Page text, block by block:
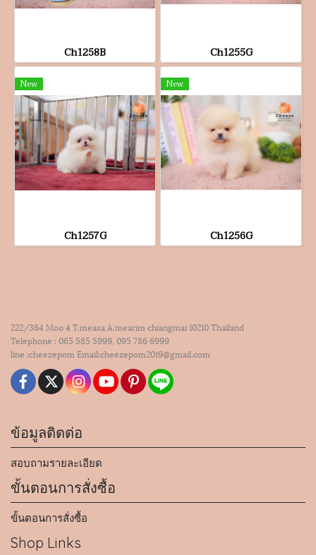
Ch1258B Ch1255G
New
Ch1257G
New
Ch1256G
222/364 Moo 4 T.measa A.mearim chiangmai 10210 Thailand
Telephone : 065 585 5999, 095 786 6999
line :cheezepom Email:cheezepom2019@gmail.com
ข้อมูลติตต่อ
สอบถามรายละเอียด
ขั้นตอนการสั่งซื้อ
ขั้นตอนการสั่งซื้อ
Shop Links